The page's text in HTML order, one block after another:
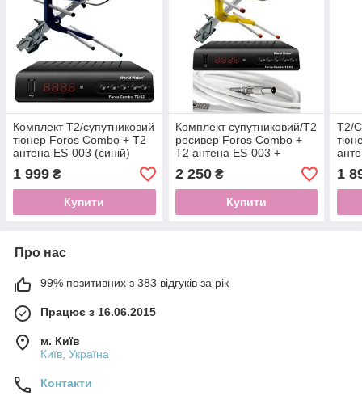
Комплект Т2/супутниковий
тюнер Foros Combo + Т2
антена ES-003 (синій)
1 999 ₴
Купити
Комплект супутниковий/Т2
ресивер Foros Combo +
Т2 антена ES-003 +
кабель 15м + коннектори
+ прошивка
2 250₴
Купити
Т2/
1
Про нас
99% позитивних з 383 відгуків за рік
Працює з 16.06.2015
м. Київ
Київ, Україна
Контакти